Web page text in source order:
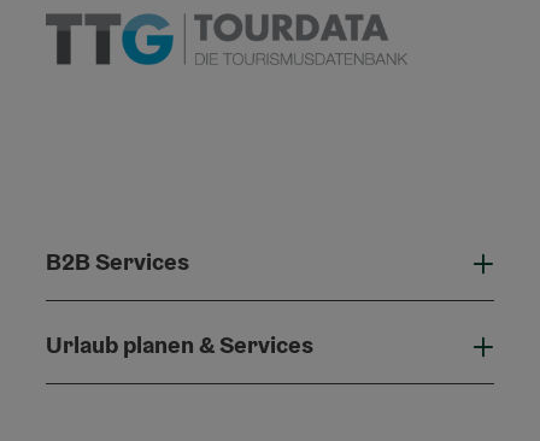
B2B Services
Urlaub planen & Services